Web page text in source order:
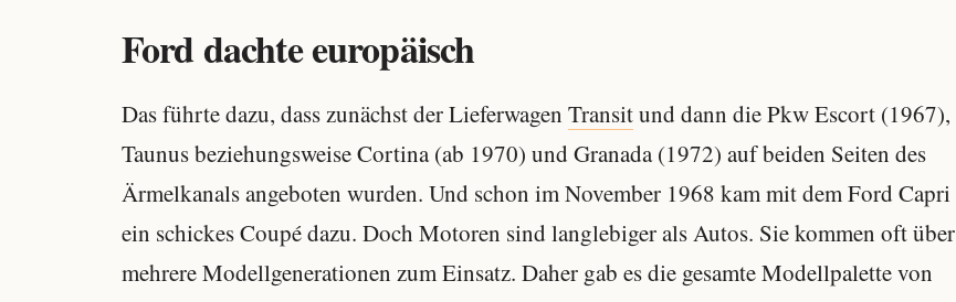
Ford dachte europäisch
Das führte dazu, dass zunächst der Lieferwagen Transitund dann die Pkw Escort (1967),
Taunus beziehungsweise Cortina (ab 1970) und Granada (1972) auf beiden Seiten des
Ärmelkanals angeboten wurden. Und schon im November 1968 kam mit dem Ford Capri
ein schickes Coupé dazu. Doch Motoren sind langlebiger als Autos. Sie kommen oft über
mehrere Modellgenerationen zum Einsatz. Daher gab es die gesamte Modellpalette von